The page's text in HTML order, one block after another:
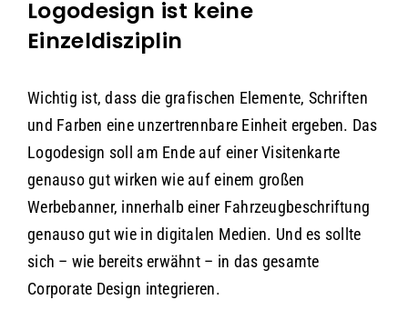
Logodesign ist keine
Einzeldisziplin
Wichtig ist, dass die grafischen Elemente, Schriften
und Farben eine unzertrennbare Einheit ergeben. Das
Logodesign soll am Ende auf einer Visitenkarte
genauso gut wirken wie auf einem großen
Werbebanner, innerhalb einer Fahrzeugbeschriftung
genauso gut wie in digitalen Medien. Und es sollte
sich – wie bereits erwähnt – in das gesamte
Corporate Design integrieren.